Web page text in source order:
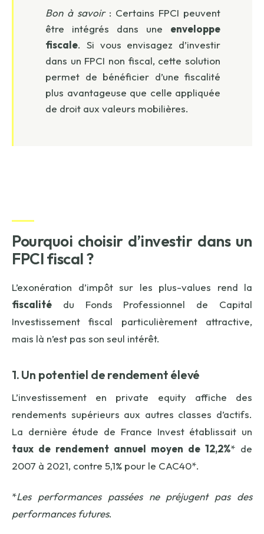
Bon à savoir: Certains FPCI peuvent
être intégrés dans une enveloppe
fiscale. Si vous envisagez d’investir
dans un FPCI non fiscal, cette solution
permet de bénéficier d’une fiscalité
plus avantageuse que celle appliquée
de droit aux valeurs mobilières.
Pourquoi choisir d’investir dans un
FPCI fiscal ?
L’exonération d’impôt sur les plus-values rend la
fiscalité du Fonds Professionnel de Capital
Investissement fiscal particulièrement attractive,
mais là n’est pas son seul intérêt.
1. Un potentiel de rendement élevé
L’investissement en private equity affiche des
rendements supérieurs aux autres classes d’actifs.
La dernière étude de France Invest établissait un
taux de rendement annuel moyen de 12,2%* de
2007 à 2021, contre 5,1% pour le CAC40*.
*Les performances passées ne préjugent pas des
performances futures.